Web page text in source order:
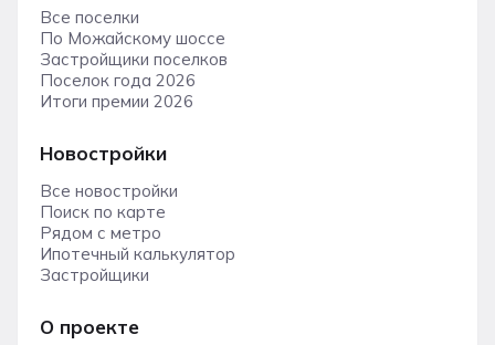
Все поселки
По Можайскому шоссе
Застройщики поселков
Поселок года 2026
Итоги премии 2026
Новостройки
Все новостройки
Поиск по карте
Рядом с метро
Ипотечный калькулятор
Застройщики
О проекте